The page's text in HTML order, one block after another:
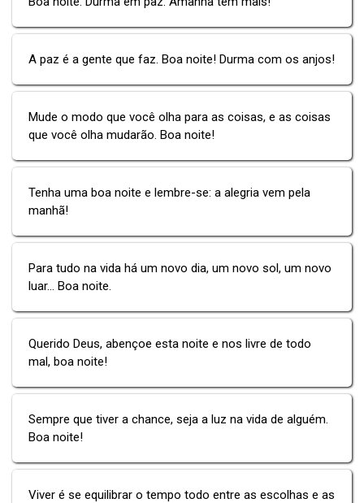
A paz é a gente que faz. Boa noite! Durma com os anjos!
Mude o modo que você olha para as coisas, e as coisas
que você olha mudarão. Boa noite!
Tenha uma boa noite e lembre-se: a alegria vem pela
manhã!
Para tudo na vida há um novo dia, um novo sol, um novo
luar... Boa noite.
Querido Deus, abençoe esta noite e nos livre de todo
mal, boa noite!
Sempre que tiver a chance, seja a luz na vida de alguém.
Boa noite!
Viver é se equilibrar o tempo todo entre as escolhas e as